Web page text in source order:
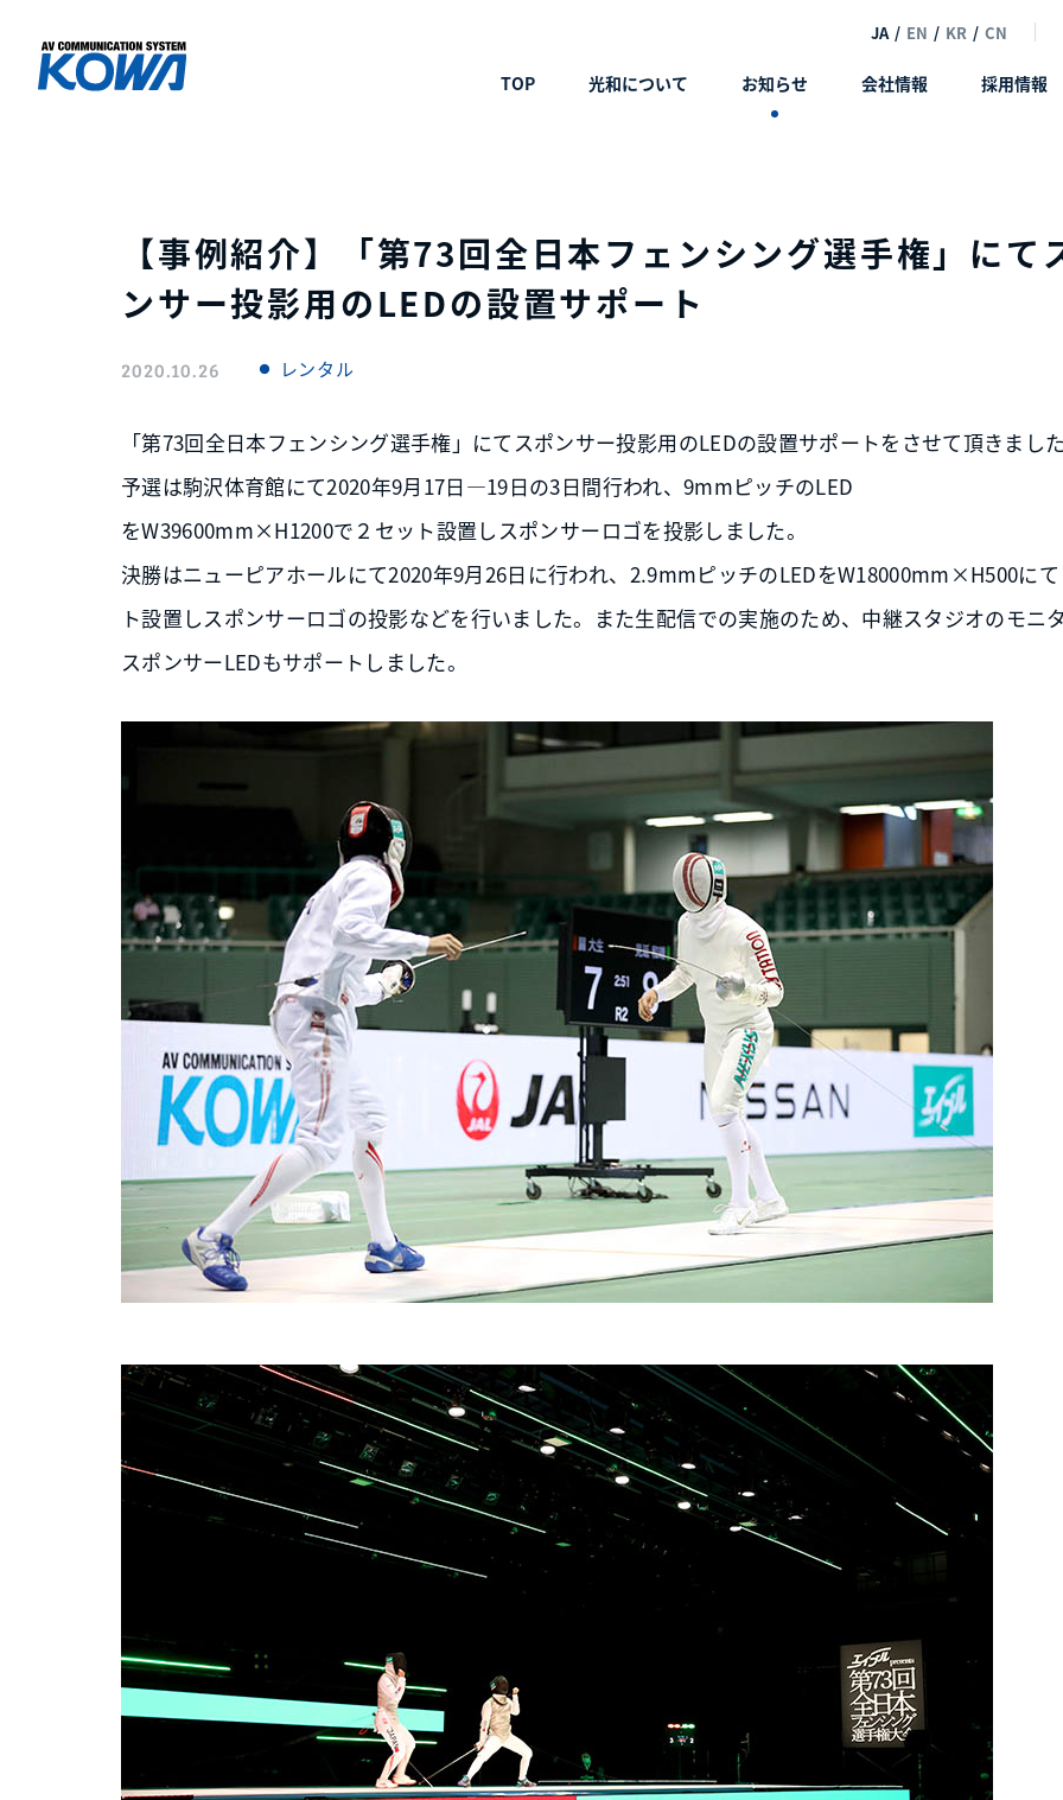
JA / EN / KR / CN
TOP 光和について お知らせ 会社情報 採用情報
【事例紹介】「第73回全日本フェンシング選手権」にて
ンサー投影用のLEDの設置サポート
2020.10.26 レンタル
「第73回全日本フェンシング選手権」にてスポンサー投影用のLEDの設置サポートをさせて頂きまし
予選は駒沢体育館にて2020年9月17日—19日の3日間行われ、9mmピッチのLED
をW39600mm×H1200で２セット設置しスポンサーロゴを投影しました。
決勝はニューピアホールにて2020年9月26日に行われ、2.9mmピッチのLEDをW18000mm×H500に
ト設置しスポンサーロゴの投影などを行いました。また生配信での実施のため、中継スタジオのモニ
スポンサーLEDもサポートしました。